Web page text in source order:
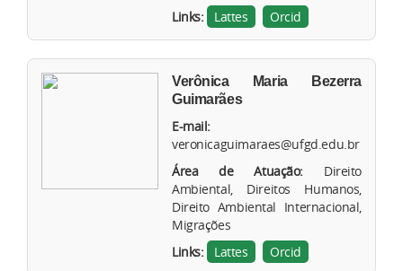
Links:
Lattes Orcid
Verônica Maria Bezerra
Guimarães
E-mail:
veronicaguimaraes@ufgd.edu.br
Área de Atuação:
Direito
Ambiental, Direitos Humanos,
Direito Ambiental Internacional,
Migrações
Links:
Lattes Orcid